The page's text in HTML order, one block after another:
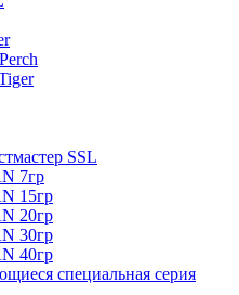
SSL
7гр
15гр
20гр
30гр
40гр
специальная серия